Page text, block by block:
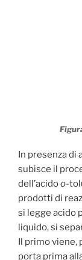
In presenza di
subisce il
dell’acidoo-
prodotti di
si legge acido
liquido, si
Il primo viene,
porta prima